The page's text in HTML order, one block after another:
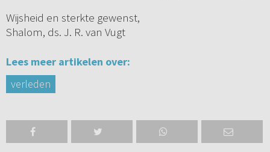
Wijsheid en sterkte gewenst,
Shalom, ds. J. R. van Vugt
Lees meer artikelen over:
verleden